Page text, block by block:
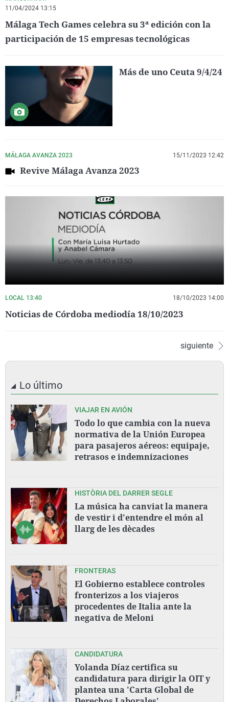
11/04/2024 13:15
Málaga Tech Games celebra su 3ª edición con la
participación de 15 empresas tecnológicas
Más de uno Ceuta 9/4/24
MÁLAGA AVANZA 2023 15/11/2023 12:42
Revive Málaga Avanza 2023
LOCAL 13:40 18/10/2023 14:00
Noticias de Córdoba mediodía 18/10/2023
siguiente
Lo último
VIAJAR EN AVIÓN
Todo lo que cambia con la nueva
normativa de la Unión Europea
para pasajeros aéreos: equipaje,
retrasos e indemnizaciones
HISTÒRIA DEL DARRER SEGLE
La música ha canviat la manera
de vestir i d'entendre el món al
llarg de les dècades
FRONTERAS
El Gobierno establece controles
fronterizos a los viajeros
procedentes de Italia ante la
negativa de Meloni
CANDIDATURA
Yolanda Díaz certifica su
candidatura para dirigir la OIT y
plantea una 'Carta Global de